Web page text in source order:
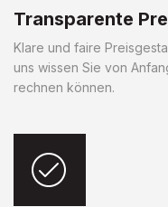
Transparente
Klare und faire
uns wissen Sie von
rechnen können.